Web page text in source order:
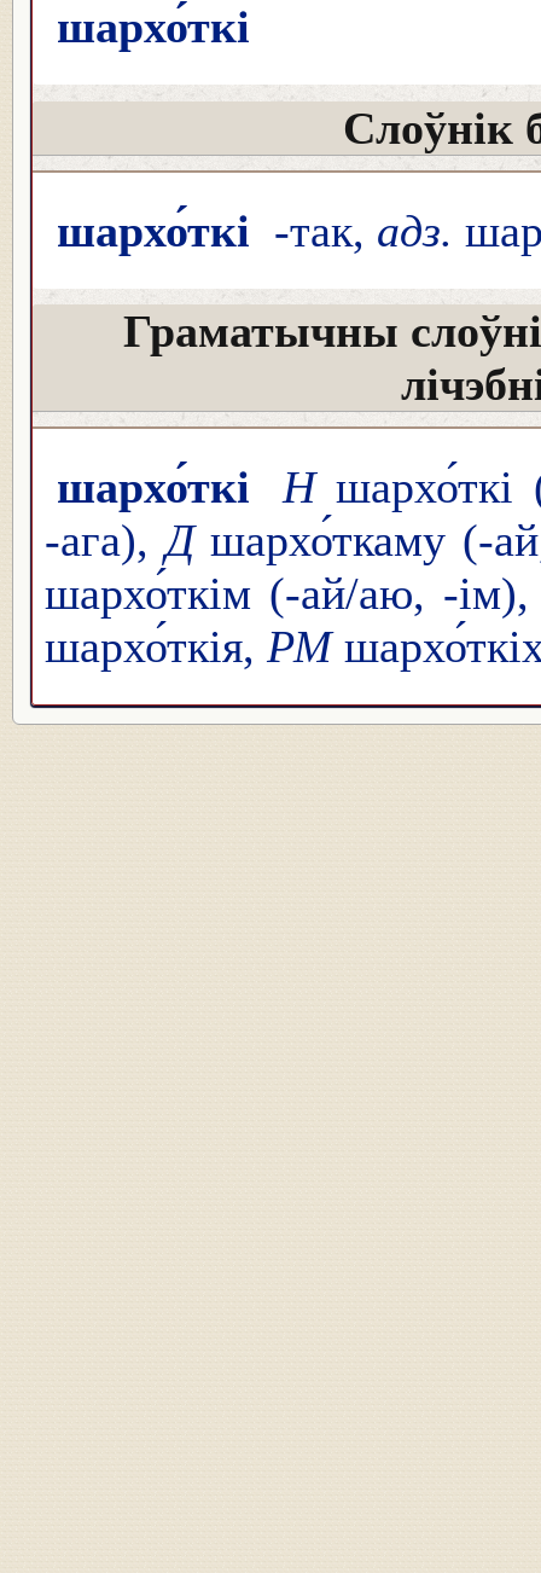
шархо́ткі
Слоўнік
шархо́ткі -так, адз.
Граматычны
шархо́ткі Ншархо́ткі
-ага),Дшархо́ткаму (-
шархо́ткім (-ай/аю, -
шархо́ткія, РМ